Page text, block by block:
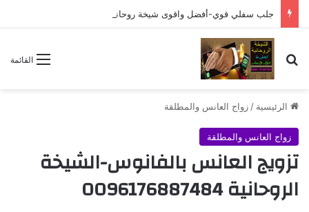
جلب سفلي قوي-أفضل واقوى شيخة روحانية 0096176887484
القائمة بحث عن
الرئيسية / زواج العانس والمطلقة
زواج العانس والمطلقة
تزويج العانس بالفانوس-الشيخة
الروحانية 0096176887484